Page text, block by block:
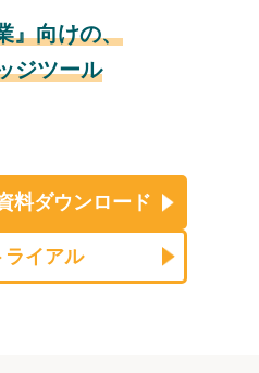
』向けの、
ジツール
料ダウンロード
ライアル